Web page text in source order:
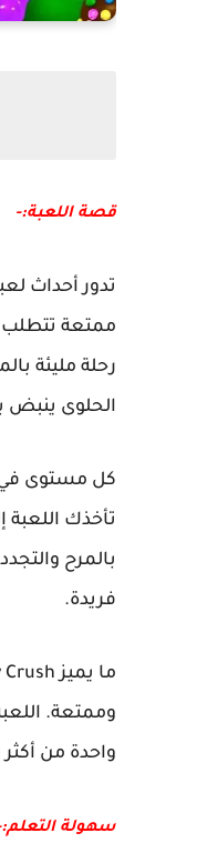
قصة اللعبة:-
تدور أحداث
ممتعة تتطلب
رحلة مليئة
الحلوى ينبض
كل مستوى في
تأخذك
بالمرح
فريدة.
وممتعة.
واحدة من أكثر
سهولة